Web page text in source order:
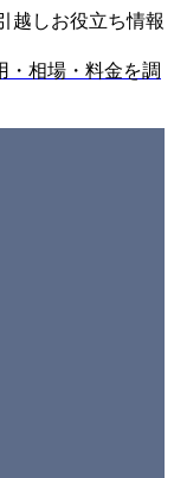
越しお役立ち情報